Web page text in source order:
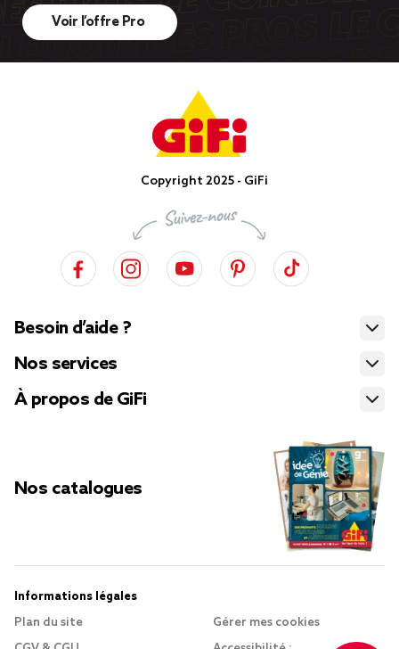
Voir l’offre Pro
Copyright 2025 - GiFi
Besoin d’aide ?
Nos services
À propos de GiFi
Nos catalogues
Informations légales
Plan du site
Gérer mes cookies